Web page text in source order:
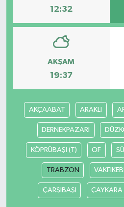
12:32
AKŞAM
19:37
AKÇAABAT ARAKLI
DERNEKPAZARI
KÖPRÜBAŞI (T) OF
TRABZON
ÇARŞIBAŞI ÇAYKARA